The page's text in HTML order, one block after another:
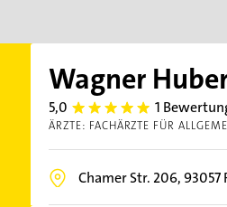
Wagner
5,0 5.0 1
ÄRZTE: FACHÄRZTE FÜR
Chamer Str. 206,93057